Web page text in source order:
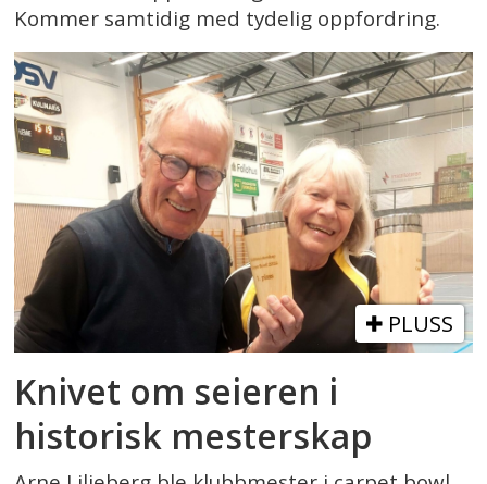
Kommer samtidig med tydelig oppfordring.
PLUSS
Knivet om seieren i
historisk mesterskap